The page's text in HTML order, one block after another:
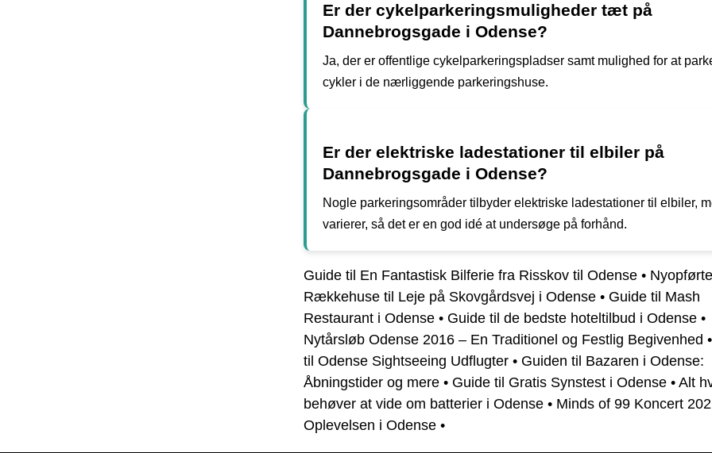
Er der cykelparkeringsmuligheder tæt på
Dannebrogsgade i Odense?
Ja, der er offentlige cykelparkeringspladser samt mulighed for at
cykler i de nærliggende parkeringshuse.
Er der elektriske ladestationer til elbiler på
Dannebrogsgade i Odense?
Nogle parkeringsområder tilbyder elektriske ladestationer til elbiler,
varierer, så det er en god idé at undersøge på forhånd.
Guide til En Fantastisk Bilferie fra Risskov til Odense • Nyopførte
Rækkehuse til Leje på Skovgårdsvej i Odense • Guide til Mash
Restaurant i Odense • Guide til de bedste hoteltilbud i Odense •
Nytårsløb Odense 2016 – En Traditionel og Festlig Begivenhed
til Odense Sightseeing Udflugter • Guiden til Bazaren i Odense:
Åbningstider og mere • Guide til Gratis Synstest i Odense • Alt
behøver at vide om batterier i Odense • Minds of 99 Koncert
Oplevelsen i Odense •